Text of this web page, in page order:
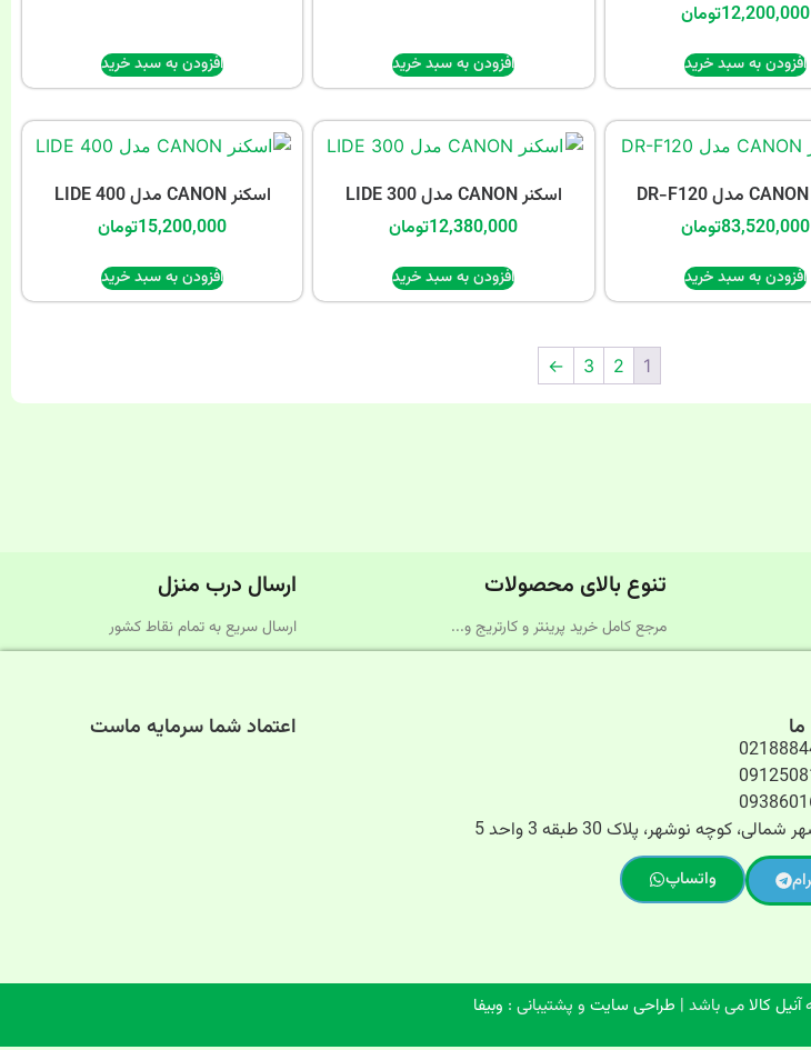
12,200,000تومان
افزودن به سبد خرید افزودن به سبد خرید افزودن به سبد خرید
83,520,000تومان
افزودن به سبد خرید
اسکنر CANON مدل LIDE 300
12,380,000تومان
افزودن به سبد خرید
اسکنر CANON مدل LIDE 400
15,200,000تومان
افزودن به سبد خرید
1
2
3
←
تنوع بالای محصولات
مرجع کامل خرید پرینتر و کارتریج و...
ارسال درب منزل
ارسال سریع به تمام نقاط کشور
ما
شمالی، کوچه نوشهر، پلاک 30 طبقه 3 واحد 5
واتساپ
اعتماد شما سرمایه ماست
آنیل کالامی باشد | طراحی سایت و پشتیبانی : وبیفا